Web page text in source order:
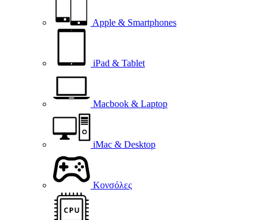
Apple & Smartphones
iPad & Tablet
Macbook & Laptop
iMac & Desktop
Κονσόλες